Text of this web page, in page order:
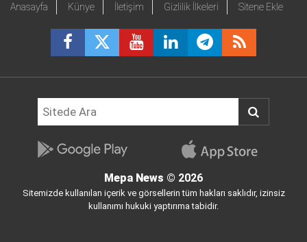
Anasayfa Künye İletişim Gizlilik İlkeleri Sitene Ekle
Mepa News © 2026
Sitemizde kullanılan içerik ve görsellerin tüm hakları saklıdır, izinsiz
kullanımı hukuki yaptırıma tabidir.